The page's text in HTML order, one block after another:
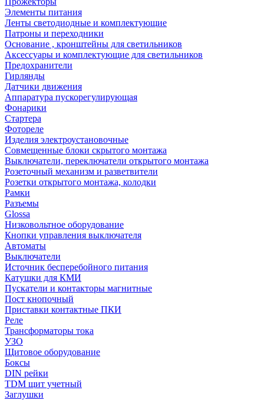
Элементы питания
Ленты светодиодные и комплектующие
Патроны и переходники
Основание , кронштейны для светильников
Аксессуары и комплектующие для светильников
Предохранители
Гирлянды
Датчики движения
Аппаратура пускорегулирующая
Фонарики
Стартера
Фотореле
Изделия электроустановочные
Совмещенные блоки скрытого монтажа
Выключатели, переключатели открытого монтажа
Розеточный механизм и разветвители
Розетки открытого монтажа, колодки
Рамки
Разъемы
Glossa
Низковольтное оборудование
Кнопки управления выключателя
Автоматы
Выключатели
Источник бесперебойного питания
Катушки для КМИ
Пускатели и контакторы магнитные
Пост кнопочный
Приставки контактные ПКИ
Реле
Трансформаторы тока
УЗО
Щитовое оборудование
Боксы
DIN рейки
TDM щит учетный
Заглушки